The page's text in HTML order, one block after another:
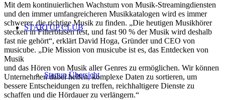
STARTUP CLUB
Startup Übersicht
Mit dem kontinuierlichen Wachstum von Musik-Streamingdiensten
und den immer umfangreicheren Musikkatalogen wird es immer
schwerer, die richtige Musik zu finden. „Die heutigen Musikhörer
stecken in Filterblasen fest, und fast 90 % der Musik wird deshalb
fast nie gehört“, erklärt David Hoga, Gründer und CEO von
musicube. „Die Mission von musicube ist es, das Entdecken von
Musik
und das Hören von Musik aller Genres zu ermöglichen. Wir können
Unternehmen dabei helfen, komplexe Daten zu sortieren, um
bessere Entscheidungen zu treffen, reichhaltigere Dienste zu
schaffen und die Hördauer zu verlängern.“